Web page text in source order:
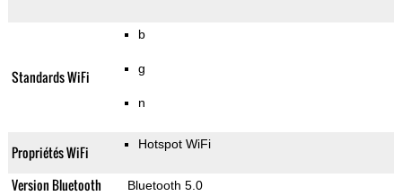
Standards WiFi
b
g
n
Propriétés WiFi Hotspot WiFi
Version Bluetooth Bluetooth 5.0